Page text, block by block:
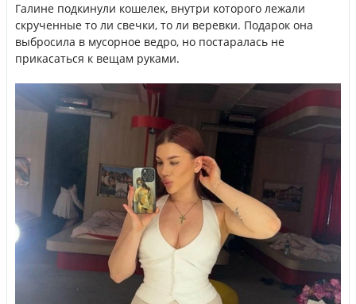
Галине подкинули кошелек, внутри которого лежали
скрученные то ли свечки, то ли веревки. Подарок она
выбросила в мусорное ведро, но постаралась не
прикасаться к вещам руками.